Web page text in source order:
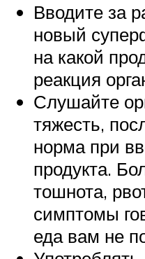
Вводите за
новый
на какой
реакция
Слушайте
тяжесть,
норма при
продукта.
тошнота,
симптомы
еда вам не